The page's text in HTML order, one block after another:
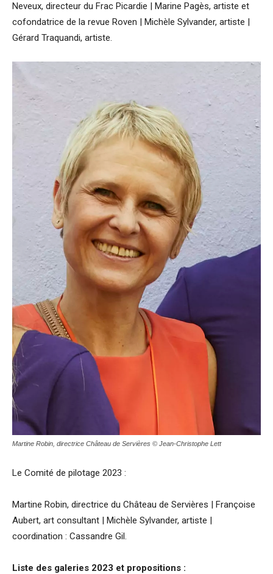
Neveux, directeur du Frac Picardie | Marine Pagès, artiste et
co­fondatrice de la revue Roven | Michèle Sylvander, artiste |
Gérard Traquandi, artiste.
Martine Robin, directrice Château de Servières © Jean-­Christophe Lett
Le Comité de pilotage 2023 :
Martine Robin, directrice du Château de Servières | Françoise
Aubert, art consultant | Michèle Sylvander, artiste |
coordination : Cassandre Gil.
Liste des galeries 2023 et propositions :